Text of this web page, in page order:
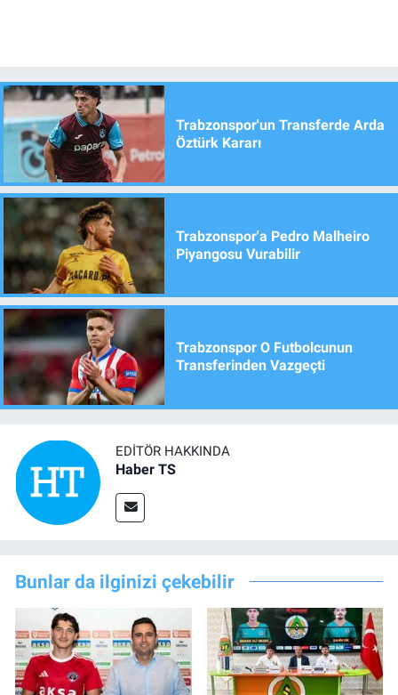
Trabzonspor'un Transferde Arda
Öztürk Kararı
Trabzonspor'a Pedro Malheiro
Piyangosu Vurabilir
Trabzonspor O Futbolcunun
Transferinden Vazgeçti
EDITÖR HAKKINDA
Haber TS
Bunlar da ilginizi çekebilir